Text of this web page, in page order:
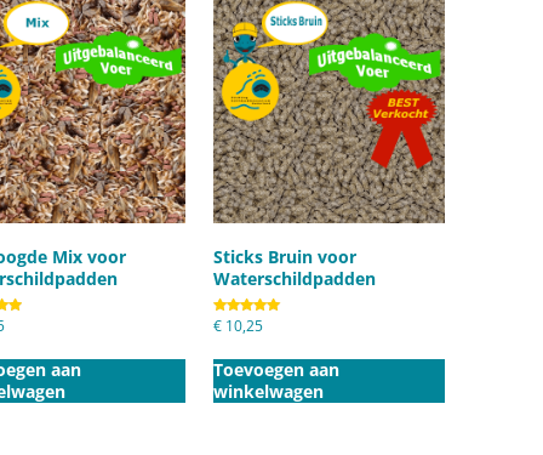
Mix voor
aan
Sticks Bruin voor
Waterschildpadden
Gewaardeerd
5.00
€ 10,25
Toevoegen aan
winkelwagen